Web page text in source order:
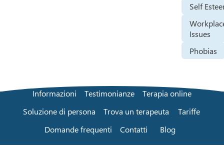
Self
Issues
Phobias
Informazioni Testimonianze
Terapia online
Soluzione di persona
Trova un terapeuta
Tariffe
Domande frequenti
Contatti Blog